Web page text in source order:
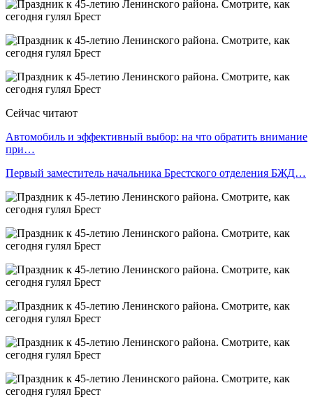
Сейчас читают
Автомобиль и эффективный выбор: на что обратить внимание
при…
Первый заместитель начальника Брестского отделения БЖД…